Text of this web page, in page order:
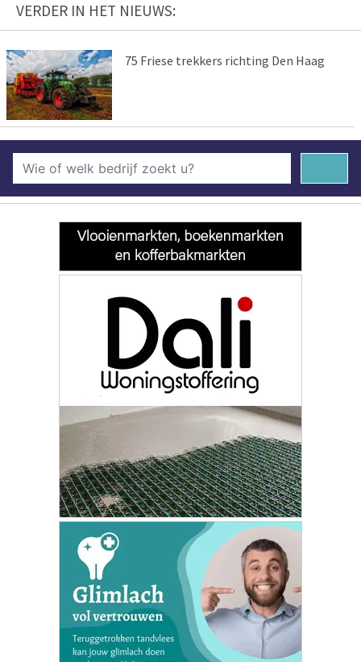
VERDER IN HET NIEUWS:
75 Friese trekkers richting Den Haag